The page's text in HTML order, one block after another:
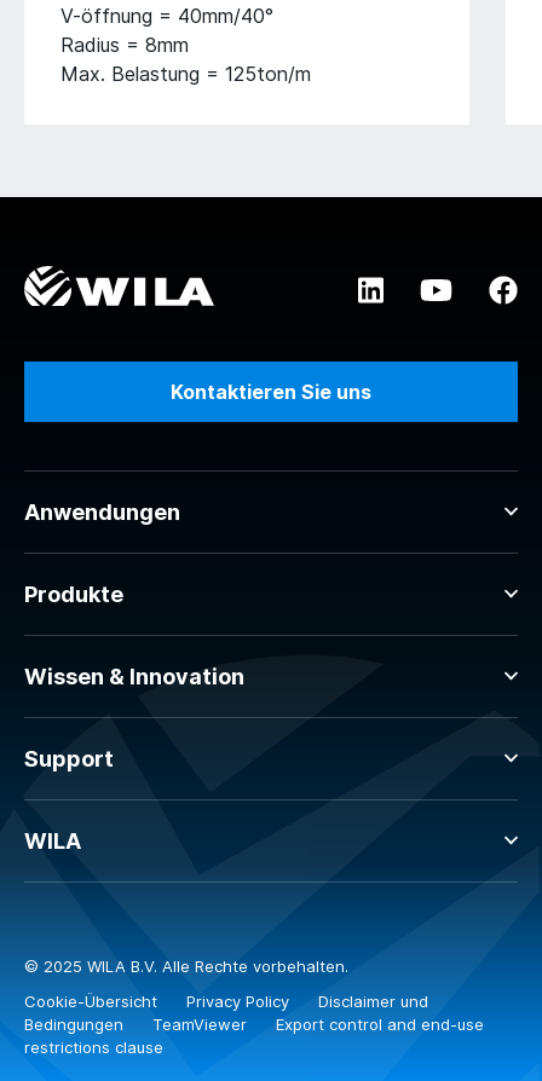
V-öffnung = 40mm/40°
Radius = 8mm
Max. Belastung = 125ton/m
Kontaktieren Sie uns
Anwendungen
Produkte
Wissen & Innovation
Support
WILA
© 2025 WILA B.V. Alle Rechte vorbehalten.
Cookie-Übersicht
Privacy Policy
Disclaimer und
Bedingungen
TeamViewer
Export control and end-use
restrictions clause